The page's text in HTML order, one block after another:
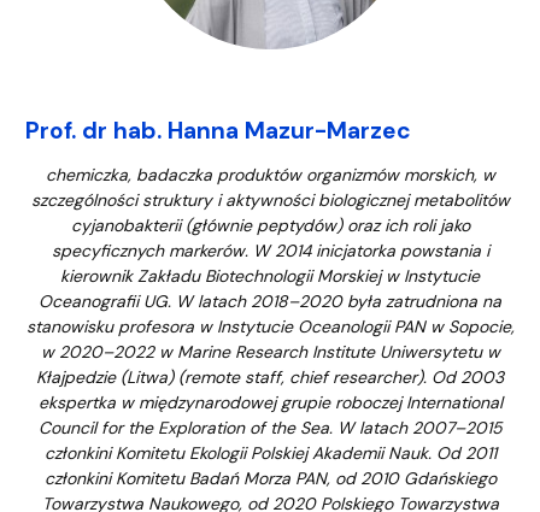
Prof. dr hab. Hanna Mazur-Marzec
chemiczka, badaczka produktów organizmów morskich, w
szczególności struktury i aktywności biologicznej metabolitów
cyjanobakterii (głównie peptydów) oraz ich roli jako
specyficznych markerów. W 2014 inicjatorka powstania i
kierownik Zakładu Biotechnologii Morskiej w Instytucie
Oceanografii UG. W latach 2018–2020 była zatrudniona na
stanowisku profesora w Instytucie Oceanologii PAN w Sopocie,
w 2020–2022 w Marine Research Institute Uniwersytetu w
Kłajpedzie (Litwa) (remote staff, chief researcher). Od 2003
ekspertka w międzynarodowej grupie roboczej International
Council for the Exploration of the Sea. W latach 2007–2015
członkini Komitetu Ekologii Polskiej Akademii Nauk. Od 2011
członkini Komitetu Badań Morza PAN, od 2010 Gdańskiego
Towarzystwa Naukowego, od 2020 Polskiego Towarzystwa